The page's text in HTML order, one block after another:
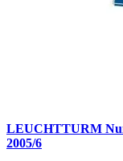
LEUCHTTURM
2005/6